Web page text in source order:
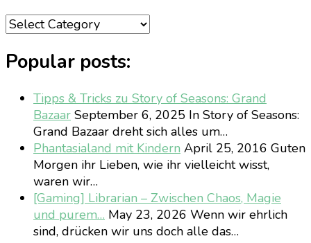
Categories
Popular posts:
Tipps & Tricks zu Story of Seasons: Grand
Bazaar September 6, 2025 In Story of Seasons:
Grand Bazaar dreht sich alles um…
Phantasialand mit Kindern April 25, 2016 Guten
Morgen ihr Lieben, wie ihr vielleicht wisst,
waren wir…
[Gaming] Librarian – Zwischen Chaos, Magie
und purem… May 23, 2026 Wenn wir ehrlich
sind, drücken wir uns doch alle das…